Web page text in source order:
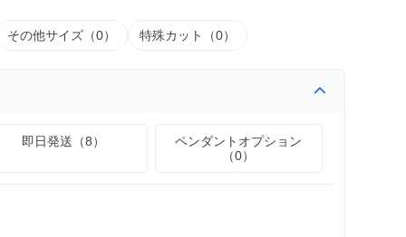
その他サイズ（0） 特殊カット（0）
即日発送（8）
ペンダントオプション
（0）